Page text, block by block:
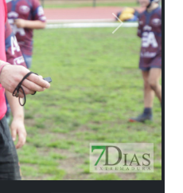
Next